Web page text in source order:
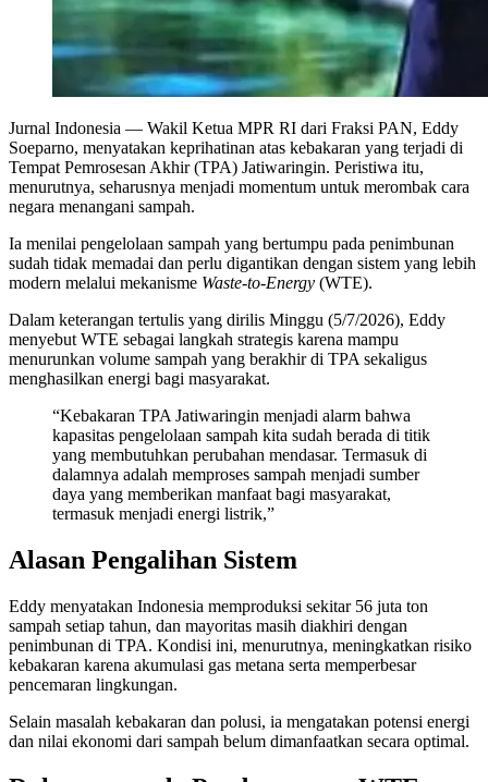
Jurnal Indonesia — Wakil Ketua MPR RI dari Fraksi PAN, Eddy
Soeparno, menyatakan keprihatinan atas kebakaran yang terjadi di
Tempat Pemrosesan Akhir (TPA) Jatiwaringin. Peristiwa itu,
menurutnya, seharusnya menjadi momentum untuk merombak cara
negara menangani sampah.
Ia menilai pengelolaan sampah yang bertumpu pada penimbunan
sudah tidak memadai dan perlu digantikan dengan sistem yang lebih
modern melalui mekanisme Waste-to-Energy (WTE).
Dalam keterangan tertulis yang dirilis Minggu (5/7/2026), Eddy
menyebut WTE sebagai langkah strategis karena mampu
menurunkan volume sampah yang berakhir di TPA sekaligus
menghasilkan energi bagi masyarakat.
“Kebakaran TPA Jatiwaringin menjadi alarm bahwa
kapasitas pengelolaan sampah kita sudah berada di titik
yang membutuhkan perubahan mendasar. Termasuk di
dalamnya adalah memproses sampah menjadi sumber
daya yang memberikan manfaat bagi masyarakat,
termasuk menjadi energi listrik,”
Alasan Pengalihan Sistem
Eddy menyatakan Indonesia memproduksi sekitar 56 juta ton
sampah setiap tahun, dan mayoritas masih diakhiri dengan
penimbunan di TPA. Kondisi ini, menurutnya, meningkatkan risiko
kebakaran karena akumulasi gas metana serta memperbesar
pencemaran lingkungan.
Selain masalah kebakaran dan polusi, ia mengatakan potensi energi
dan nilai ekonomi dari sampah belum dimanfaatkan secara optimal.